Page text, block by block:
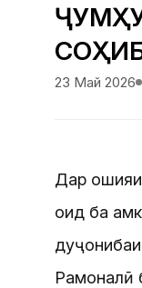
23 Май 2026
Дар
оид ба